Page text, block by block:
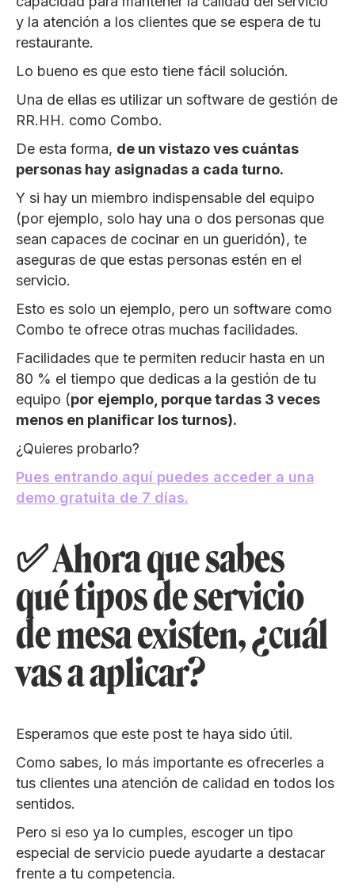
y la atención a los clientes que se espera de tu
restaurante.
Lo bueno es que esto tiene fácil solución.
Una de ellas es utilizar un software de gestión de
RR.HH. como Combo.
De esta forma, de un vistazo ves cuántas
personas hay asignadas a cada turno.
Y si hay un miembro indispensable del equipo
(por ejemplo, solo hay una o dos personas que
sean capaces de cocinar en un gueridón), te
aseguras de que estas personas estén en el
servicio.
Esto es solo un ejemplo, pero un software como
Combo te ofrece otras muchas facilidades.
Facilidades que te permiten reducir hasta en un
80 % el tiempo que dedicas a la gestión de tu
equipo (por ejemplo, porque tardas 3 veces
menos en planificar los turnos).
¿Quieres probarlo?
Pues entrando aquí puedes acceder a una
demo gratuita de 7 días.
✅ Ahora que sabes
qué tipos de servicio
de mesa existen, ¿cuál
vas a aplicar?
Esperamos que este post te haya sido útil.
Como sabes, lo más importante es ofrecerles a
tus clientes una atención de calidad en todos los
sentidos.
Pero si eso ya lo cumples, escoger un tipo
especial de servicio puede ayudarte a destacar
frente a tu competencia.